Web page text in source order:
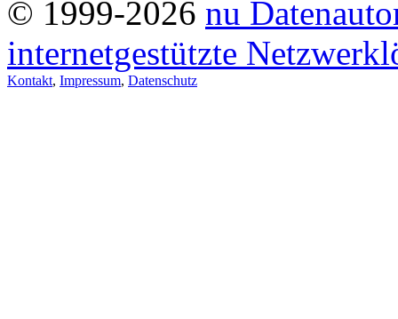
© 1999-2026 nu
internetgestützte
Kontakt, Impressum, Datenschutz